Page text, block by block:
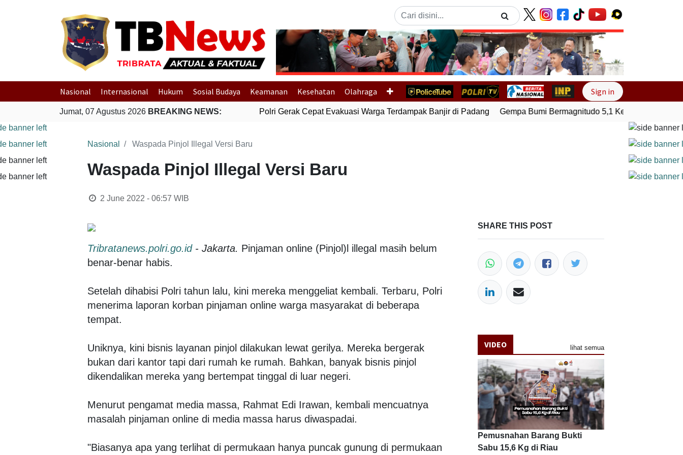
Previous Next
Nasional Internasional Hukum Sosial Budaya Keamanan Kesehatan Olahraga Sign in
Jumat, 07 Agustus 2026 BREAKING NEWS: Polri Gerak Cepat Evakuasi Warga Terdampak Banjir di Padang Gempa Bumi Bermagnitudo 5,1 Kembali Guncang
Nasional Waspada Pinjol Illegal Versi Baru
Waspada Pinjol Illegal Versi Baru
2 June 2022 - 06:57 WIB
Tribratanews.polri.go.id- Jakarta. Pinjaman online (Pinjol)l illegal masih belum
benar-benar habis.
Setelah dihabisi Polri tahun lalu, kini mereka menggeliat kembali. Terbaru, Polri
menerima laporan korban pinjaman online warga masyarakat di beberapa
tempat.
Uniknya, kini bisnis layanan pinjol dilakukan lewat gerilya. Mereka bergerak
bukan dari kantor tapi dari rumah ke rumah. Bahkan, banyak bisnis pinjol
dikendalikan mereka yang bertempat tinggal di luar negeri.
Menurut pengamat media massa, Rahmat Edi Irawan, kembali mencuatnya
masalah pinjaman online di media massa harus diwaspadai.
"Biasanya apa yang terlihat di permukaan hanya puncak gunung di permukaan
SHARE THIS POST
VIDEO lihat semua
Pemusnahan Barang Bukti
Sabu 15,6 Kg di Riau